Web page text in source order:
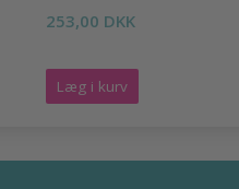
253,00 DKK
Læg i kurv